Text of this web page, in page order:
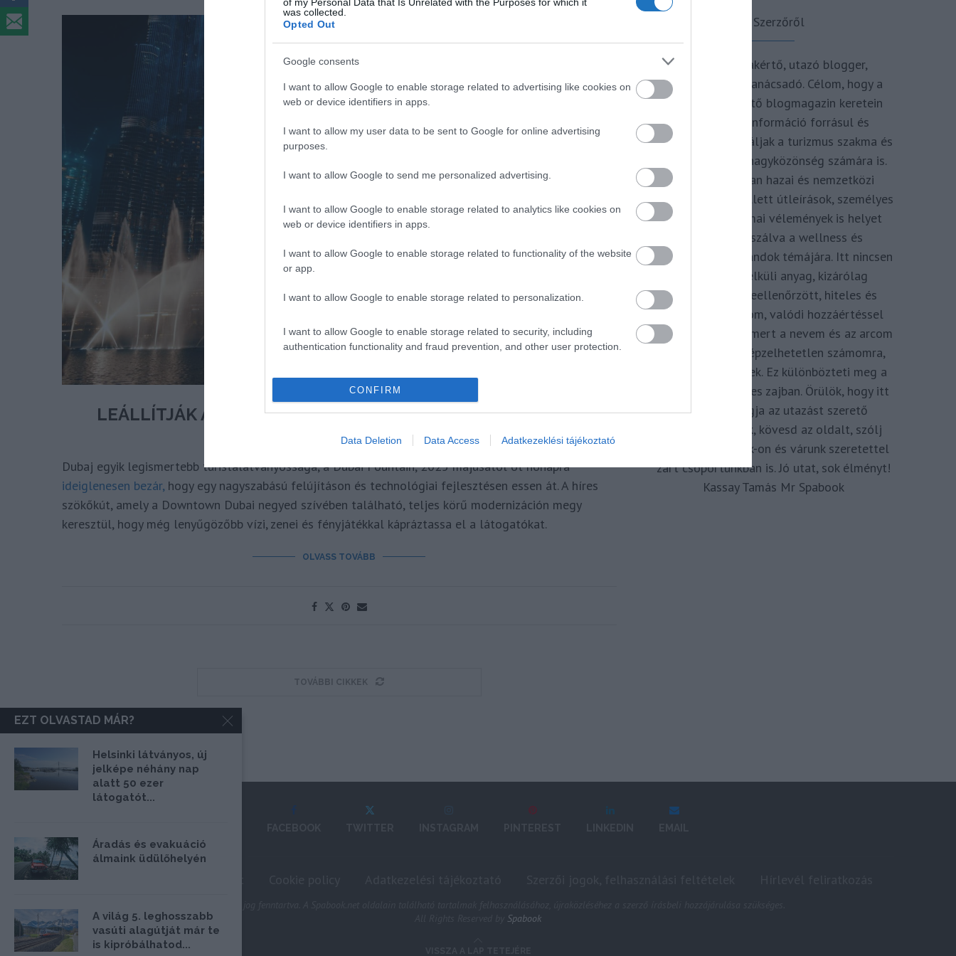
was collected.
Opted Out
Google consents
I want to allow Google to enable storage related to advertising like cookies on
web or device identifiers in apps.
I want to allow my user data to be sent to Google for online advertising
purposes.
I want to allow Google to send me personalized advertising.
I want to allow Google to enable storage related to analytics like cookies on
web or device identifiers in apps.
I want to allow Google to enable storage related to functionality of the website
or app.
I want to allow Google to enable storage related to personalization.
I want to allow Google to enable storage related to security, including
authentication functionality and fraud prevention, and other user protection.
CONFIRM
Data Deletion Data Access Adatkezeklési tájékoztató
LEÁLLÍTJÁK A DUBAJI SZÖKŐKÚT ZENÉS SHOW MŰSORÁT
Polisor Bettina
Dubaj egyik legismertebb turistalátványossága, a Dubai Fountain, 2025 májusától öt hónapra
ideiglenesen bezár,hogy egy nagyszabású felújításon és technológiai fejlesztésen essen át. A híres
szökőkút, amely a Downtown Dubai negyed szívében található, teljes körű modernizáción megy
keresztül, hogy még lenyűgözőbb vízi, zenei és fényjátékkal kápráztassa el a látogatókat.
OLVASS TOVÁBB
TOVÁBBI CIKKEK
A Szerzőről
Turisztikai szakértő, utazó blogger,
vendégélmény tanácsadó. Célom, hogy a
kategória teremtő blogmagazin keretein
belül hiteles információ forrásul és
inspirációul szolgáljak a turizmus szakma és
az utazni vágyó nagyközönség számára is.
Repertoáromban hazai és nemzetközi
turizmus hírek mellett útleírások, személyes
ajánlók és szakmai vélemények is helyet
kapnak, fókuszálva a wellness és
termálfürdők, strandok témájára. Itt nincsen
hivatkozás nélküli anyag, kizárólag
többszörösen leellenőrzött, hiteles és
minőségi tartalom, valódi hozzáértéssel
megkomponálva, mert a nevem és az arcom
adom hozzá. Elképzelhetetlen számomra,
hogy ne így tegyek. Ez különbözteti meg a
Spabook-ot a netes zajban. Örülök, hogy itt
vagy, légy tagja az utazást szerető
Közösségünknek, kövesd az oldalt, szólj
hozzá a Facebook-on és várunk szeretettel
zárt csoportunkban is. Jó utat, sok élményt!
Kassay Tamás Mr Spabook
Spabook
EZT OLVASTAD MÁR?
Helsinki látványos, új
jelképe néhány nap
alatt 50 ezer
látogatót...
Áradás és evakuáció
álmaink üdülőhelyén
A világ 5. leghosszabb
vasúti alagútját már te
is kipróbálhatod...